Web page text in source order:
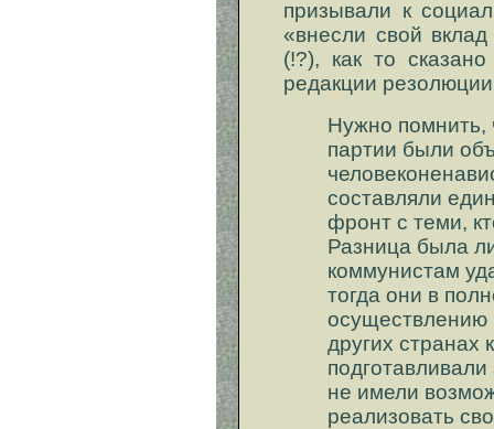
призывали к
«внесли свой
(!?), как то
редакции
Нужно помнить,
партии были
составляли
фронт с теми,
Разница была
коммунистам
тогда они в
осуществлению
других странах
не имели
реализовать